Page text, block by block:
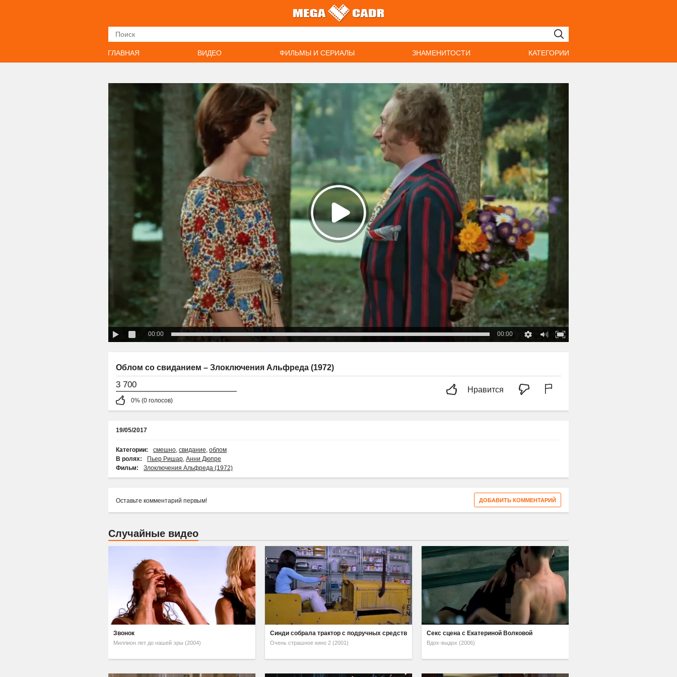
ГЛАВНАЯ ВИДЕО ФИЛЬМЫ И СЕРИАЛЫ ЗНАМЕНИТОСТИ КАТЕГОРИИ
00:00 00:00
Облом со свиданием – Злоключения Альфреда (1972)
3 700
0% (0 голосов)
Нравится
19/05/2017
Категории: смешно, свидание, облом
В ролях:
Пьер Ришар, Анни Дюпре
Фильм:
Злоключения Альфреда (1972)
ДОБАВИТЬ КОММЕНТАРИЙ
Оставьте комментарий первым!
Случайные видео
Звонок
Миллион лет до нашей эры (2004)
Синди собрала трактор с подручных средств
Очень страшное кино 2 (2001)
Секс сцена с Екатериной Волковой
Вдох-выдох (2006)